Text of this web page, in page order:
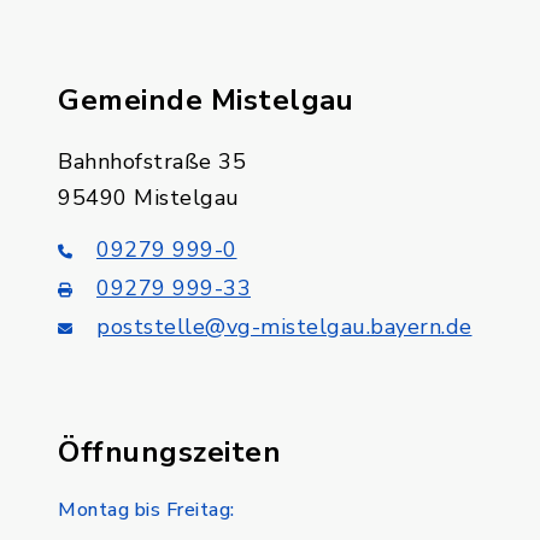
Gemeinde Mistelgau
Bahnhofstraße 35
95490 Mistelgau
09279 999-0
09279 999-33
poststelle@vg-mistelgau.bayern.de
Öffnungszeiten
Montag bis Freitag: